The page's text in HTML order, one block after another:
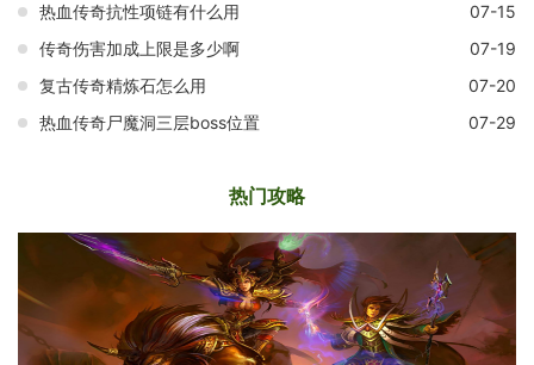
热血传奇抗性项链有什么用
07-15
传奇伤害加成上限是多少啊
07-19
复古传奇精炼石怎么用
07-20
热血传奇尸魔洞三层boss位置
07-29
热门攻略